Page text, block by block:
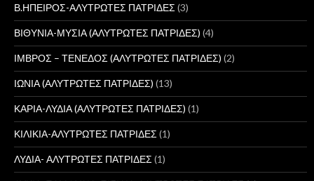
Β.ΗΠΕΙΡΟΣ-ΑΛΥΤΡΩΤΕΣ ΠΑΤΡΙΔΕΣ (3)
ΒΙΘΥΝΙΑ-ΜΥΣΙΑ (ΑΛΥΤΡΩΤΕΣ ΠΑΤΡΙΔΕΣ) (4)
ΙΜΒΡΟΣ – ΤΕΝΕΔΟΣ (ΑΛΥΤΡΩΤΕΣ ΠΑΤΡΙΔΕΣ) (2)
ΙΩΝΙΑ (ΑΛΥΤΡΩΤΕΣ ΠΑΤΡΙΔΕΣ) (13)
ΚΑΡΙΑ-ΛΥΔΙΑ (ΑΛΥΤΡΩΤΕΣ ΠΑΤΡΙΔΕΣ) (1)
ΚΙΛΙΚΙΑ-ΑΛΥΤΡΩΤΕΣ ΠΑΤΡΙΔΕΣ (1)
ΛΥΔΙΑ- ΑΛΥΤΡΩΤΕΣ ΠΑΤΡΙΔΕΣ (1)